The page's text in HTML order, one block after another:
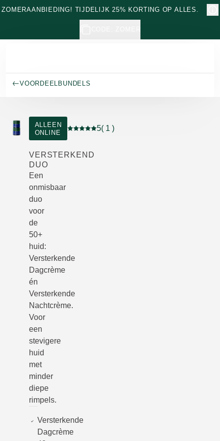
Naar hoofdinhoud gaan
ZOMERAANBIEDING! TIJDELIJK 25% KORTING OP ALLES.
VOORDEELBUNDELS
ALLEEN
ONLINE
Beoordeling: 5 van 5 beoordeeld door 1
5( 1 )
VERSTERKEND
DUO
Een
onmisbaar
duo
voor
de
50+
huid:
Versterkende
Dagcrème
én
Versterkende
Nachtcrème.
Voor
een
stevigere
huid
met
minder
diepe
rimpels.
Versterkende
Dagcrème